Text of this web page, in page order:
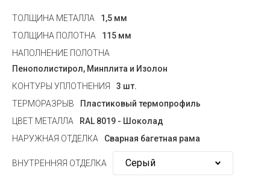
ТОЛЩИНА МЕТАЛЛА
1,5 мм
ТОЛЩИНА ПОЛОТНА
115 мм
НАПОЛНЕНИЕ ПОЛОТНА
Пенополистирол, Минплита и Изолон
КОНТУРЫ УПЛОТНЕНИЯ
3 шт.
ТЕРМОРАЗРЫВ
Пластиковый термопрофиль
ЦВЕТ МЕТАЛЛА
RAL 8019 - Шоколад
НАРУЖНАЯ ОТДЕЛКА
Сварная багетная рама
ВНУТРЕННЯЯ ОТДЕЛКА